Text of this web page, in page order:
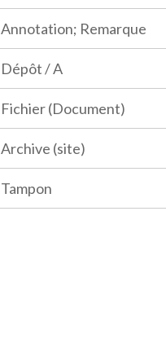
Annotation; Remarque
Dépôt / A
Fichier (Document)
Archive (site)
Tampon